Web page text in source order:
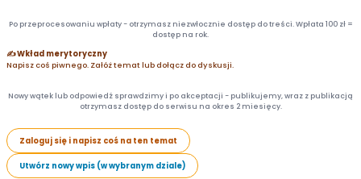
Po przeprocesowaniu wpłaty - otrzymasz niezwłocznie dostęp do treści. Wpłata 100 zł =
dostęp na rok.
✍️ Wkład merytoryczny
Napisz coś piwnego. Załóż temat lub dołącz do dyskusji.
Nowy wątek lub odpowiedź sprawdzimy i po akceptacji - publikujemy, wraz z publikacją
otrzymasz dostęp do serwisu na okres 2 miesięcy.
Zaloguj się i napisz coś na ten temat
Utwórz nowy wpis (w wybranym dziale)